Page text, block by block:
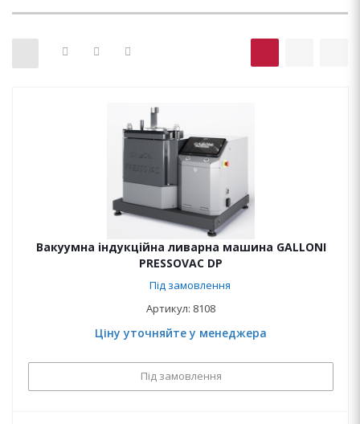
Вакуумна індукційна ливарна машина GALLONI
PRESSOVAC DP
Під замовлення
Артикул: 8108
Ціну уточняйте у менеджера
Під замовлення